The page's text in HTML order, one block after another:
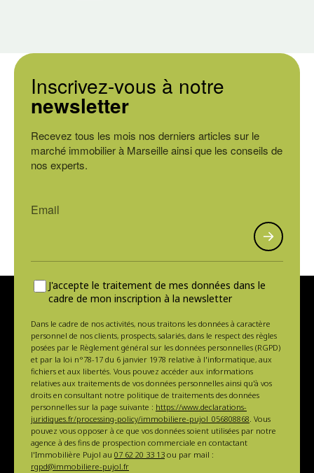
Inscrivez-vous à notre
newsletter
Recevez tous les mois nos derniers articles sur le
marché immobilier à Marseille ainsi que les conseils de
nos experts.
J'accepte le traitement de mes données dans le
cadre de mon inscription à la newsletter
Dans le cadre de nos activités, nous traitons les données à caractère
personnel de nos clients, prospects, salariés, dans le respect des règles
posées par le Règlement général sur les données personnelles (RGPD)
et par la loi n°78-17 du 6 janvier 1978 relative à l'informatique, aux
fichiers et aux libertés. Vous pouvez accéder aux informations
relatives aux traitements de vos données personnelles ainsi qu'à vos
droits en consultant notre politique de traitements des données
personnelles sur la page suivante : https://www.declarations-
juridiques.fr/processing-policy/immobiliere-pujol_056808868. Vous
pouvez vous opposer à ce que vos données soient utilisées par notre
agence à des fins de prospection commerciale en contactant
l'Immobilière Pujol au 07 62 20 33 13 ou par mail :
rgpd@immobiliere-pujol.fr